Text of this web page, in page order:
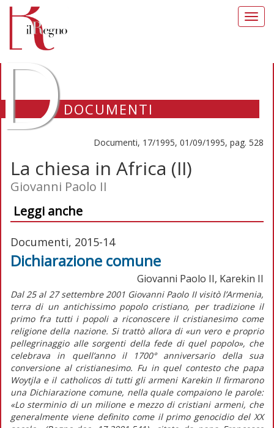
DOCUMENTI
Documenti, 17/1995, 01/09/1995, pag. 528
La chiesa in Africa (II)
Giovanni Paolo II
Leggi anche
Documenti, 2015-14
Dichiarazione comune
Giovanni Paolo II, Karekin II
Dal 25 al 27 settembre 2001 Giovanni Paolo II visitò l’Armenia,
terra di un antichissimo popolo cristiano, per tradizione il
primo fra tutti i popoli a riconoscere il cristianesimo come
religione della nazione. Si trattò allora di «un vero e proprio
pellegrinaggio alle sorgenti della fede di quel popolo», che
celebrava in quell’anno il 1700° anniversario della sua
conversione al cristianesimo. Fu in quel contesto che papa
Woytjla e il catholicos di tutti gli armeni Karekin II firmarono
una Dichiarazione comune, nella quale compaiono le parole:
«Lo sterminio di un milione e mezzo di cristiani armeni, che
generalmente viene definito come il primo genocidio del XX